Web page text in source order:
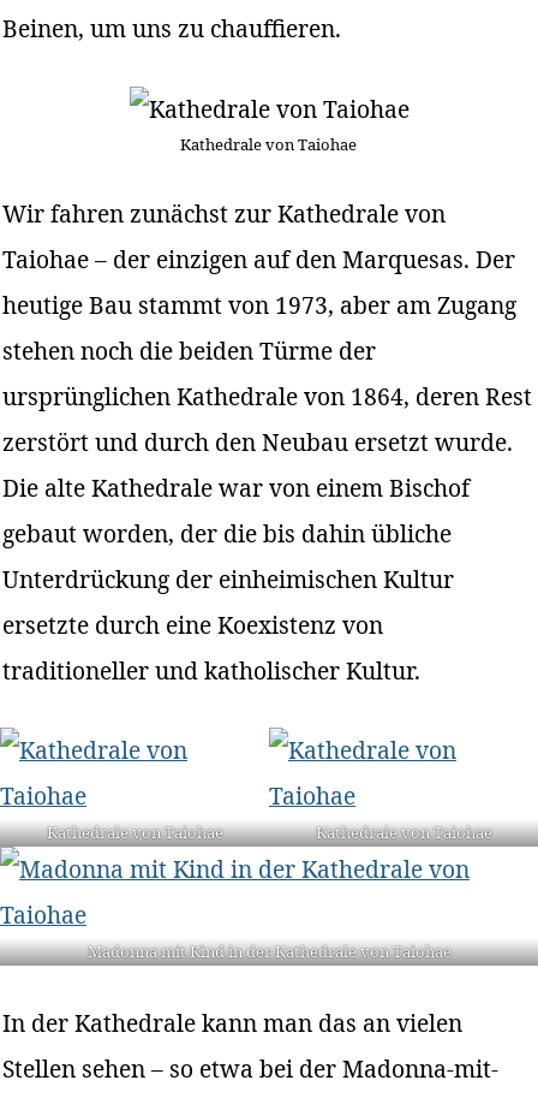
Beinen, um uns zu chauffieren.
Kathedrale von Taiohae
Wir fahren zunächst zur Kathedrale von
Taiohae – der einzigen auf den Marquesas. Der
heutige Bau stammt von 1973, aber am Zugang
stehen noch die beiden Türme der
ursprünglichen Kathedrale von 1864, deren Rest
zerstört und durch den Neubau ersetzt wurde.
Die alte Kathedrale war von einem Bischof
gebaut worden, der die bis dahin übliche
Unterdrückung der einheimischen Kultur
ersetzte durch eine Koexistenz von
traditioneller und katholischer Kultur.
Kathedrale von Taiohae Kathedrale von Taiohae
Madonna mit Kind in der Kathedrale von Taiohae
In der Kathedrale kann man das an vielen
Stellen sehen – so etwa bei der Madonna-mit-